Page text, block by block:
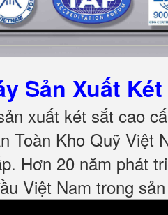
Sản Xuất
xuất két sắt cao
Toàn Kho Quỹ Việt
Hơn 20 năm phát
Việt Nam trong